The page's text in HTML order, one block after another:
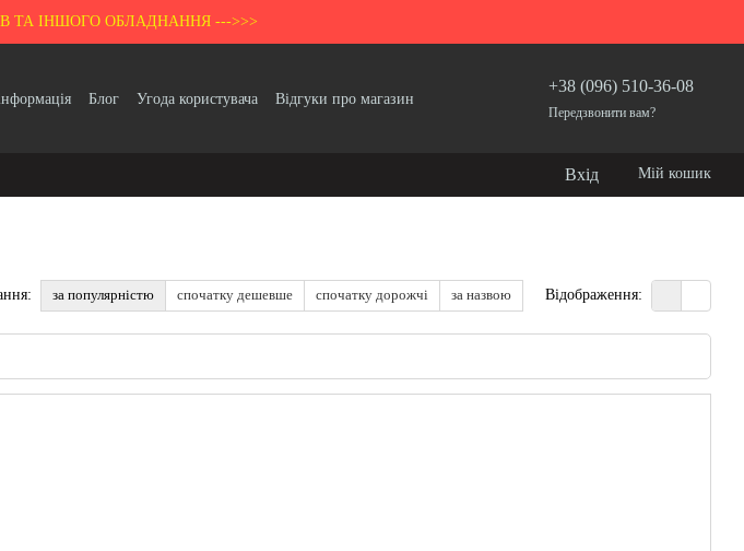
ТА ІНШОГО ОБЛАДНАННЯ --->>>
Блог Угода користувача
Відгуки про магазин
+38 (096) 510-36-08
Передзвонити вам?
Вхід Мій кошик
за популярністю спочатку дешевше спочатку дорожчі за назвою Відображення: